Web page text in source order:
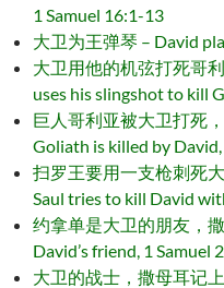
1 Samuel 16:1-13
大卫为王弹琴 – David
大卫用他的机弦打死哥
uses his slingshot to kill
巨人哥利亚被大卫打死
Goliath is killed by
扫罗王要用一支枪刺死
Saul tries to kill David
约拿单是大卫的朋友，
David’s friend, 1 Samuel
大卫的战士，撒母耳记